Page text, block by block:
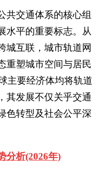
共交通体系的核心组
水平的重要标志。从
城互联，城市轨道网
重塑城市空间与居民
主要经济体均将轨道
其发展不仅关乎交通
色转型及社会公平深
分析(2026年)